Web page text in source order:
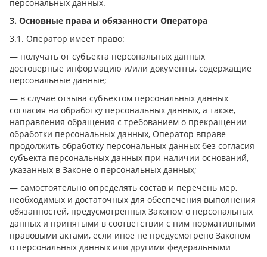
персональных данных.
3. Основные права и обязанности Оператора
3.1. Оператор имеет право:
— получать от субъекта персональных данных
достоверные информацию и/или документы, содержащие
персональные данные;
— в случае отзыва субъектом персональных данных
согласия на обработку персональных данных, а также,
направления обращения с требованием о прекращении
обработки персональных данных, Оператор вправе
продолжить обработку персональных данных без согласия
субъекта персональных данных при наличии оснований,
указанных в Законе о персональных данных;
— самостоятельно определять состав и перечень мер,
необходимых и достаточных для обеспечения выполнения
обязанностей, предусмотренных Законом о персональных
данных и принятыми в соответствии с ним нормативными
правовыми актами, если иное не предусмотрено Законом
о персональных данных или другими федеральными